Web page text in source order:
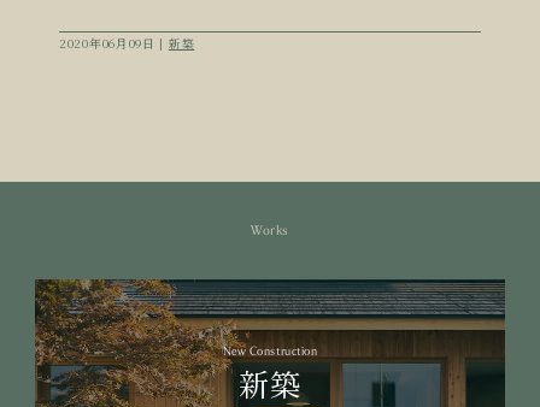
2020年06月09日 | 新築
Works
New Construction
新築